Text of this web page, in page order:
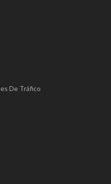
De Tráfico